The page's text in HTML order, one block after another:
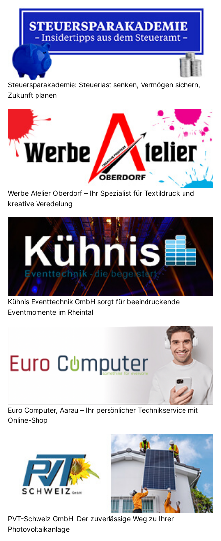
Steuersparakademie: Steuerlast senken, Vermögen sichern,
Zukunft planen
Werbe Atelier Oberdorf – Ihr Spezialist für Textildruck und
kreative Veredelung
Kühnis Eventtechnik GmbH sorgt für beeindruckende
Eventmomente im Rheintal
Euro Computer, Aarau – Ihr persönlicher Technikservice mit
Online-Shop
PVT-Schweiz GmbH: Der zuverlässige Weg zu Ihrer
Photovoltaikanlage